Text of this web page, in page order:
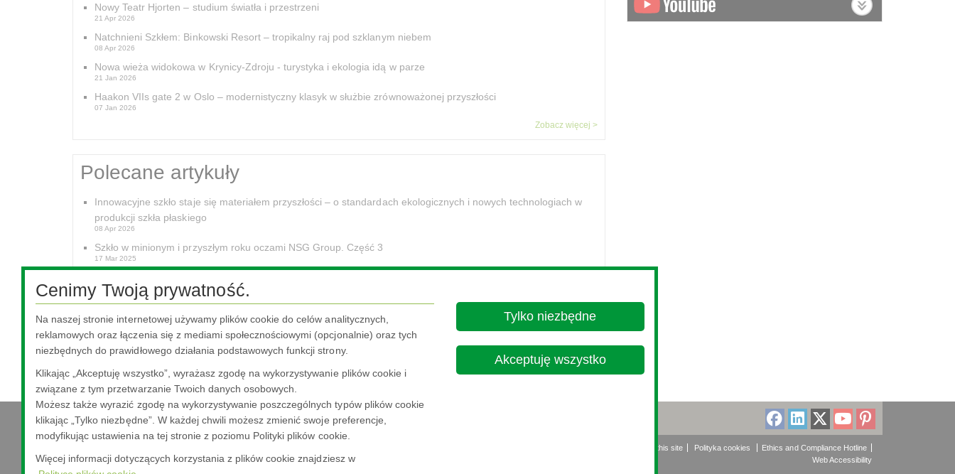
Nowy Teatr Hjorten – studium światła i przestrzeni
21 Apr 2026
Natchnieni Szkłem: Binkowski Resort – tropikalny raj pod szklanym niebem
08 Apr 2026
Nowa wieża widokowa w Krynicy-Zdroju - turystyka i ekologia idą w parze
21 Jan 2026
Haakon VIIs gate 2 w Oslo – modernistyczny klasyk w służbie zrównoważonej przyszłości
07 Jan 2026
Zobacz więcej >
Polecane artykuły
Innowacyjne szkło staje się materiałem przyszłości – o standardach ekologicznych i nowych technologiach w
produkcji szkła płaskiego
08 Apr 2026
Szkło w minionym i przyszłym roku oczami NSG Group. Część 3
17 Mar 2025
24 Feb 2025
Szkło w minionym i przyszłym roku oczami NSG Group. Część 1
03 Feb 2025
Rozwój ekologicznych technologii: rozmowa z menadżerem ds. innowacji biznesowych w NSG Group. Część 2
28 Jun 2024
Zobacz więcej >
Head Office - 3-5-27 Mita Minato-ku Tokyo
About this site Polityka cookies
Ethics and Compliance Hotline
Web Accessibility
Cenimy Twoją prywatność.
Na naszej stronie internetowej używamy plików cookie do celów analitycznych,
reklamowych oraz łączenia się z mediami społecznościowymi (opcjonalnie) oraz tych
niezbędnych do prawidłowego działania podstawowych funkcji strony.
Klikając „Akceptuję wszystko”, wyrażasz zgodę na wykorzystywanie plików cookie i
związane z tym przetwarzanie Twoich danych osobowych.
Możesz także wyrazić zgodę na wykorzystywanie poszczególnych typów plików cookie
klikając „Tylko niezbędne”. W każdej chwili możesz zmienić swoje preferencje,
modyfikując ustawienia na tej stronie z poziomu Polityki plików cookie.
Więcej informacji dotyczących korzystania z plików cookie znajdziesz w
Tylko niezbędne
Akceptuję wszystko